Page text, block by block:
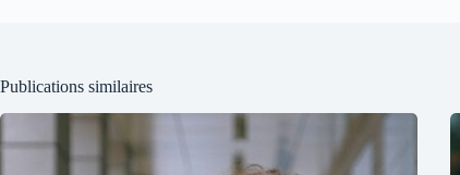
Publications similaires